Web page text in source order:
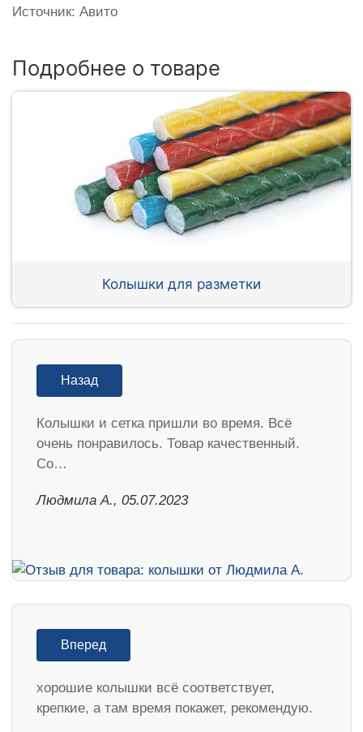
Источник: Авито
Подробнее о товаре
Колышки для разметки
Назад
Колышки и сетка пришли во время. Всё
очень понравилось. Товар качественный.
Со…
Людмила А., 05.07.2023
Вперед
хорошие колышки всё соответствует,
крепкие, а там время покажет, рекомендую.